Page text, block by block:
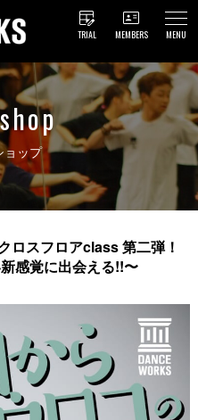
TRIAL MEMBERS MENU
ョップ
ロスフロアclass 第二弾！
感覚に出会える!!〜